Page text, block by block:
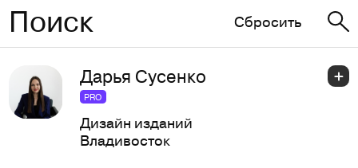
Поиск Сбросить
Дарья Сусенко
PRO
Дизайн изданий
Владивосток